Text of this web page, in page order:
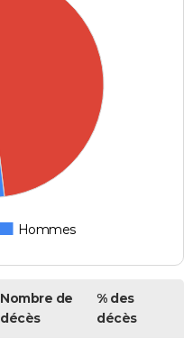
Hommes
Nombre de
décès
% des
décès